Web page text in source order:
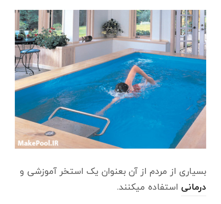
بسیاری از مردم از آن بعنوان یک استخر آموزشی و
درمانی استفاده میکنند.